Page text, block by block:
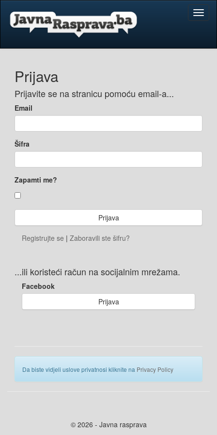
Prijava
Prijavite se na stranicu pomoću email-a...
Email
Šifra
Zapamti me?
Registrujte se | Zaboravili ste šifru?
...ili koristeći račun na socijalnim mrežama.
Facebook
Prijava
Da biste vidjeli uslove privatnosi kliknite na Privacy Policy
© 2026 - Javna rasprava